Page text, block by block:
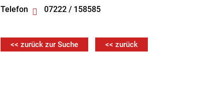
Telefon
07222 / 158585
<< zurück zur Suche << zurück